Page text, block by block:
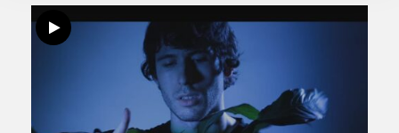
teknologia erabiliz, cookieak adibidez, iragarki eta eduki
pertsonalizatuak eskaintzeko, iragarkiak eta edukia
neurtzeko, jendeari buruzko informazioa biltzeko eta
produktuak garatzeko. Zure datuak nork eta zertarako
erabiltzen dituen hauta dezakezu.